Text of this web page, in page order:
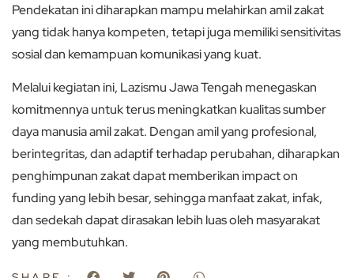
Pendekatan ini diharapkan mampu melahirkan amil zakat
yang tidak hanya kompeten, tetapi juga memiliki sensitivitas
sosial dan kemampuan komunikasi yang kuat.
Melalui kegiatan ini, Lazismu Jawa Tengah menegaskan
komitmennya untuk terus meningkatkan kualitas sumber
daya manusia amil zakat. Dengan amil yang profesional,
berintegritas, dan adaptif terhadap perubahan, diharapkan
penghimpunan zakat dapat memberikan impact on
funding yang lebih besar, sehingga manfaat zakat, infak,
dan sedekah dapat dirasakan lebih luas oleh masyarakat
yang membutuhkan.